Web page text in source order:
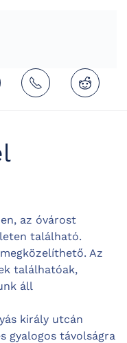
az óvárost
található.
Az
találhatóak,
áll
király utcán
gyalogos távolságra